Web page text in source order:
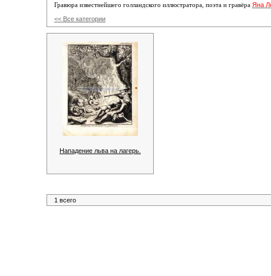
Гравюра известнейшего голландского иллюстратора, поэта и гравёра Яна
<< Все категории
Нападение льва на лагерь.
1 всего